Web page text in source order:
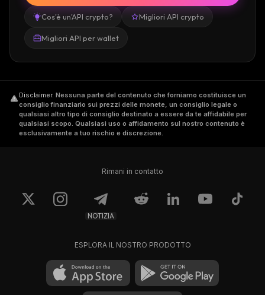
Cos'è un'API crypto? Migliori API crypto
Migliori API per wallet
Disclaimer. Nessuna parte del contenuto che forniamo costituisce un
consiglio finanziario sui prezzi delle monete, un consiglio legale o
qualsiasi altro tipo di consiglio destinato a essere da te affidabile per
qualsiasi scopo. Qualsiasi uso o affidamento sul nostro contenuto è
esclusivamente a tuo rischio e discrezione.
Rimani in contatto
NOTIZIA
ESPLORA IL NOSTRO PRODOTTO